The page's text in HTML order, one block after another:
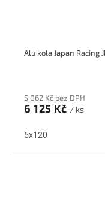
5 062 Kč bez DPH
6 125 Kč / ks
5x120